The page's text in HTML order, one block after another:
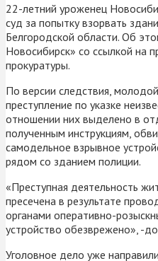
22-летний уроженец
суд за попытку взорвать
Белгородской области. Об
Новосибирск» со ссылкой на
прокуратуры.
По версии следствия,
преступление по указке
отношении них выделено в
полученным инструкциям,
самодельное взрывное
рядом со зданием полиции.
«Преступная деятельность
пресечена в результате
органами оперативно-
устройство обезврежено», -
Уголовное дело уже